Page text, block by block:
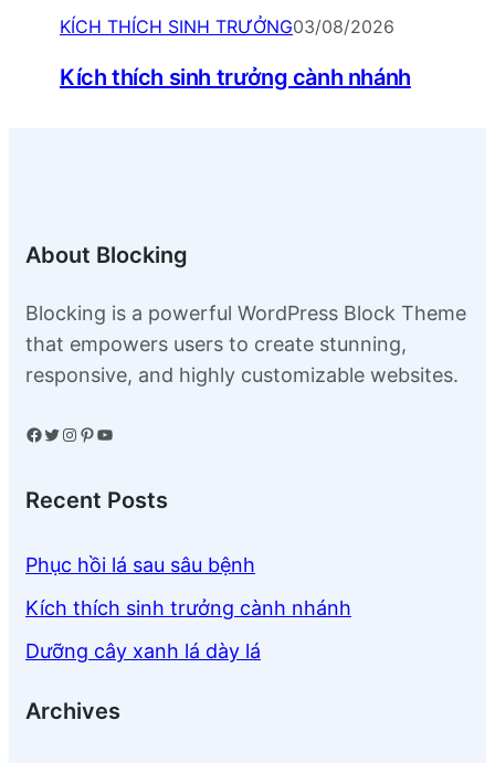
KÍCH THÍCH SINH TRƯỞNG03/08/2026
Kích thích sinh trưởng cành nhánh
About Blocking
Blocking is a powerful WordPress Block Theme
that empowers users to create stunning,
responsive, and highly customizable websites.
Facebook Twitter Instagram Pinterest YouTube
Recent Posts
Phục hồi lá sau sâu bệnh
Kích thích sinh trưởng cành nhánh
Dưỡng cây xanh lá dày lá
Archives